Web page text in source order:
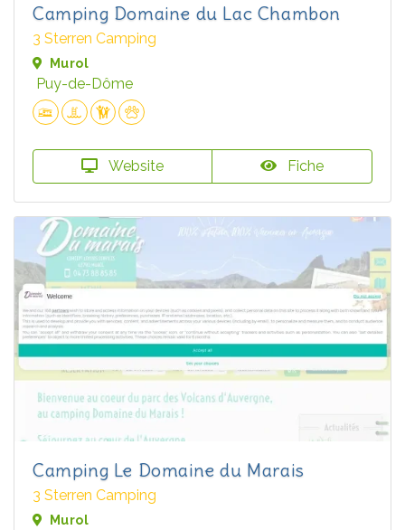
Camping Domaine du Lac Chambon
3 Sterren Camping
Murol
Puy-de-Dôme
Website Fiche
Camping Le Domaine du Marais
3 Sterren Camping
Murol